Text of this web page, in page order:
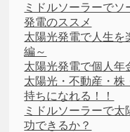
ミドルソーラーで
発電のススメ
太陽光発電で人生を
編～
太陽光発電で個人年
太陽光・不動産・株
持ちになれる！！
ミドルソーラーで
功できるか？